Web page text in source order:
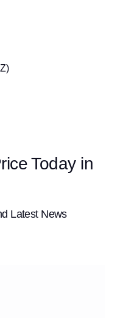
Today in
Latest News